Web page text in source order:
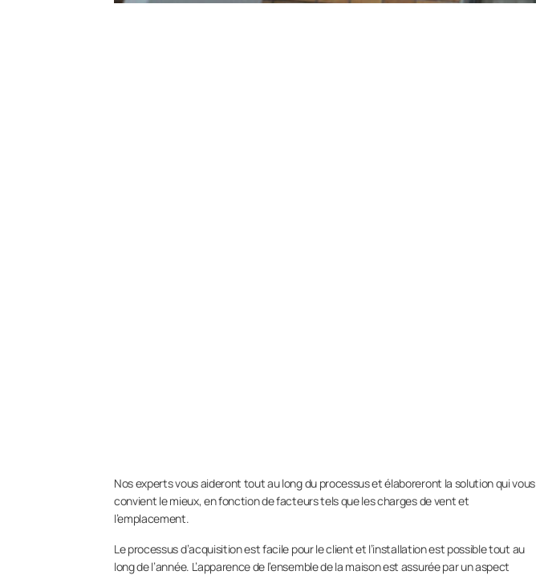
Nos experts vous aideront tout au long du processus et élaboreront la solution qui vous
convient le mieux, en fonction de facteurs tels que les charges de vent et
l’emplacement.
Le processus d’acquisition est facile pour le client et l’installation est possible tout au
long de l’année. L’apparence de l’ensemble de la maison est assurée par un aspect